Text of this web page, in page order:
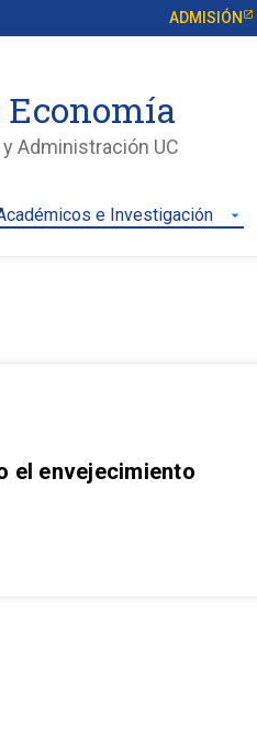
ADMISIÓN
Administración UC
e Investigación arrow_drop_down
el envejecimiento